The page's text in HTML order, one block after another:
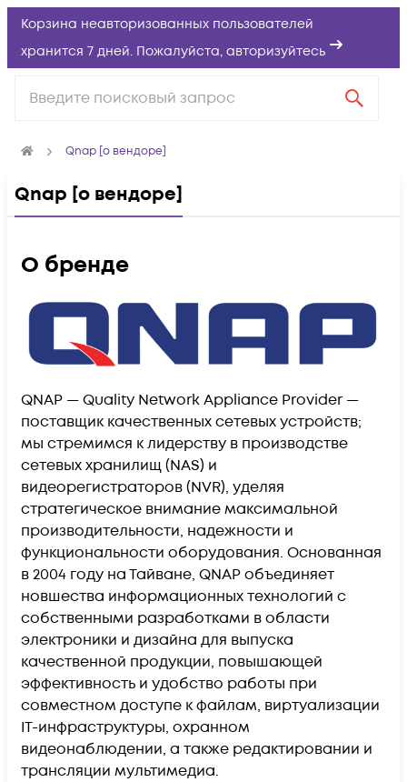
Корзина неавторизованных пользователей
хранится 7 дней. Пожалуйста, авторизуйтесь
Qnap [о вендоре]
Qnap [о вендоре]
О бренде
QNAP — Quality Network Appliance Provider —
поставщик качественных сетевых устройств;
мы стремимся к лидерству в производстве
сетевых хранилищ (NAS) и
видеорегистраторов (NVR), уделяя
стратегическое внимание максимальной
производительности, надежности и
функциональности оборудования. Основанная
в 2004 году на Тайване, QNAP объединяет
новшества информационных технологий с
собственными разработками в области
электроники и дизайна для выпуска
качественной продукции, повышающей
эффективность и удобство работы при
совместном доступе к файлам, виртуализации
IT-инфраструктуры, охранном
видеонаблюдении, а также редактировании и
трансляции мультимедиа.